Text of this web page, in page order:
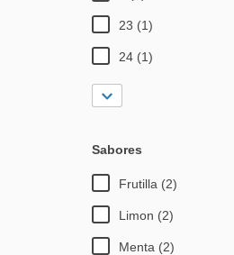
23 (1)
24 (1)
Sabores
Frutilla (2)
Limon (2)
Menta (2)